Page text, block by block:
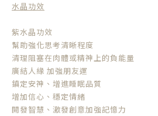
水晶功效
紫水晶功效
幫助強化思考清晰程度
清理阻塞在肉體或精神上的負能量
廣結人緣 加強朋友運
鎮定安神、增進睡眠品質
增加信心、穩定情緒
開發智慧、激發創意加強記憶力